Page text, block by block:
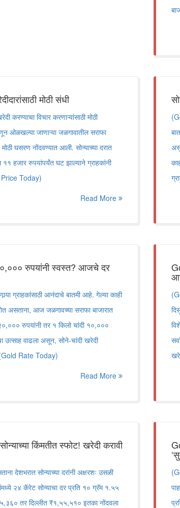
मोठी संधी
विचार करणाऱ्यांसाठी मोठी
ओळखल्या जाणाऱ्या जळगावातील सराफा
घसरण नोंदवण्यात आली. सोन्याच्या दरात
हजार रुपयांपर्यंत घट झाल्याने ग्राहकांनी
Price Today)
Read More
रुपयांनी स्वस्त? आजचे दर
ग्राहकांसाठी आनंदाचे बातमी आहे. गेल्या काही
असताना, आज जळगावच्या सराफा बाजारात
रुपयांनी तर १ किलो चांदी १०,०००
उत्साह वाढला असून, सोने-चांदी खरेदी
(Gold Rate Today)
Read More
किंमतीत स्फोट! खरेदी करावी
देशभरात सोन्याच्या दरांनी अक्षरशः उसळी
२४ कॅरेट सोन्याचा दर प्रति १० ग्रॅम १.५५
तर दिल्लीत ₹१,५५,५१० इतका नोंदवला